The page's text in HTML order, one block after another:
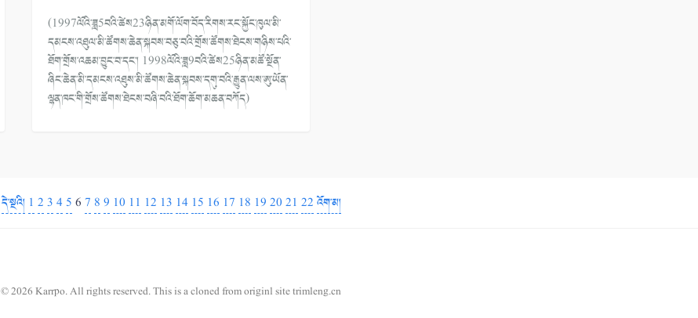
(1997ལོའི་ཟླ5བའི་ཚེས23ཉིན་མགོ་ལོག་བོད་རིགས་རང་སྐྱོང་ཁུལ་མི་
དམངས་འཐུལ་མི་ཚོགས་ཆེན་སྐབས་བཅུ་བའི་གྲོས་ཚོགས་ཐེངས་གཉིས་པའི་
ཐོག་གྲོས་འཆམ་བྱུང་བ་དང་། 1998ལོའི་ཟླ9བའི་ཚེས25ཉིན་མཚོ་སྔོན་
ཞིང་ཆེན་མི་དམངས་འཐུས་མི་ཚོགས་ཆེན་སྐབས་དགུ་བའི་རྒྱུན་ལས་ཨུ་ཡོན་
ལྷན་ཁང་གི་གྲོས་ཚོགས་ཐེངས་བཞི་བའི་ཐོག་ཆོག་མཆན་བཀོད)
དེ་སྔའི། 1 234567 89 10 11 12 13 14 15 16 17 18 192021 22འོག་མ།
© 2026 Karrpo. All rights reserved.This is a cloned from originl sitetrimleng.cn